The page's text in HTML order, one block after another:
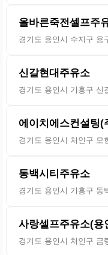
올바른죽전셀프주
경기도 용인시 수지구 용
신갈현대주유소
경기도 용인시 기흥구 신
에이치에스컨설팅(
경기도 용인시 처인구 모
동백시티주유소
경기도 용인시 기흥구 동
사랑셀프주유소(용
경기도 용인시 처인구 금